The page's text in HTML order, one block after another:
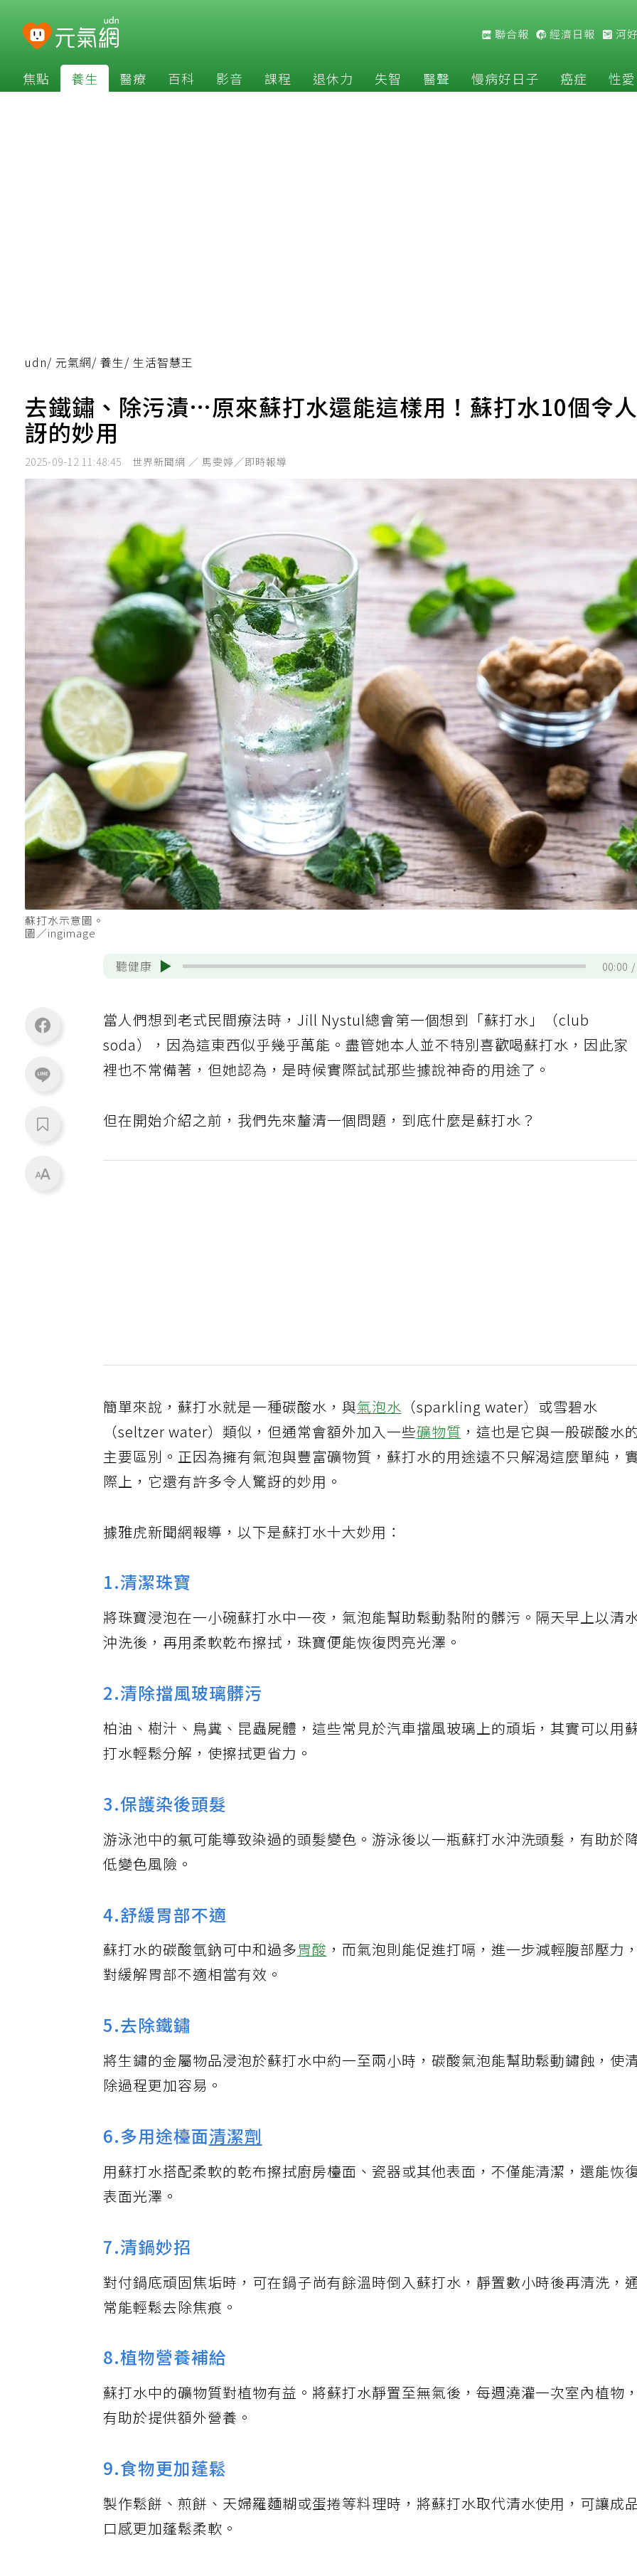
聯合報 經濟日報 河
焦點 養生 醫療 百科 影音 課程 退休力 失智 醫聲 慢病好日子 癌症 性愛
udn/ 元氣網/ 養生/ 生活智慧王
去鐵鏽、除污漬…原來蘇打水還能這樣用！蘇打水10個令
訝的妙用
2025-09-12 11:48:45 世界新聞網 ／ 馬雯婷╱即時報導
蘇打水示意圖。
圖／ingimage
聽健康 00:00
當人們想到老式民間療法時，Jill Nystul總會第一個想到「蘇打水」（club
soda），因為這東西似乎幾乎萬能。盡管她本人並不特別喜歡喝蘇打水，因此家
裡也不常備著，但她認為，是時候實際試試那些據說神奇的用途了。
但在開始介紹之前，我們先來釐清一個問題，到底什麼是蘇打水？
簡單來說，蘇打水就是一種碳酸水，與氣泡水 （sparkling water）或雪碧水
（seltzer water）類似，但通常會額外加入一些礦物質 ，這也是它與一般碳酸水
主要區別。正因為擁有氣泡與豐富礦物質，蘇打水的用途遠不只解渴這麼單純，
際上，它還有許多令人驚訝的妙用。
據雅虎新聞網報導，以下是蘇打水十大妙用：
1.清潔珠寶
將珠寶浸泡在一小碗蘇打水中一夜，氣泡能幫助鬆動黏附的髒污。隔天早上以清
沖洗後，再用柔軟乾布擦拭，珠寶便能恢復閃亮光澤。
2.清除擋風玻璃髒污
柏油、樹汁、鳥糞、昆蟲屍體，這些常見於汽車擋風玻璃上的頑垢，其實可以用
打水輕鬆分解，使擦拭更省力。
3.保護染後頭髮
游泳池中的氯可能導致染過的頭髮變色。游泳後以一瓶蘇打水沖洗頭髮，有助於
低變色風險。
4.舒緩胃部不適
蘇打水的碳酸氫鈉可中和過多胃酸 ，而氣泡則能促進打嗝，進一步減輕腹部壓力
對緩解胃部不適相當有效。
5.去除鐵鏽
將生鏽的金屬物品浸泡於蘇打水中約一至兩小時，碳酸氣泡能幫助鬆動鏽蝕，使
除過程更加容易。
6.多用途檯面清潔劑
用蘇打水搭配柔軟的乾布擦拭廚房檯面、瓷器或其他表面，不僅能清潔，還能恢
表面光澤。
7.清鍋妙招
對付鍋底頑固焦垢時，可在鍋子尚有餘溫時倒入蘇打水，靜置數小時後再清洗，
常能輕鬆去除焦痕。
8.植物營養補給
蘇打水中的礦物質對植物有益。將蘇打水靜置至無氣後，每週澆灌一次室內植物
有助於提供額外營養。
9.食物更加蓬鬆
製作鬆餅、煎餅、天婦羅麵糊或蛋捲等料理時，將蘇打水取代清水使用，可讓成
口感更加蓬鬆柔軟。